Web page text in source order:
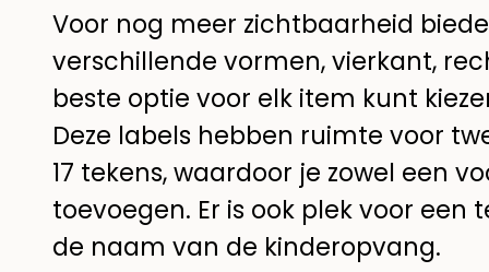
Voor nog meer zichtbaarheid
verschillende vormen, vierkant,
beste optie voor elk item kunt
Deze labels hebben ruimte voor
17 tekens, waardoor je zowel een
toevoegen. Er is ook plek voor
de naam van de kinderopvang.